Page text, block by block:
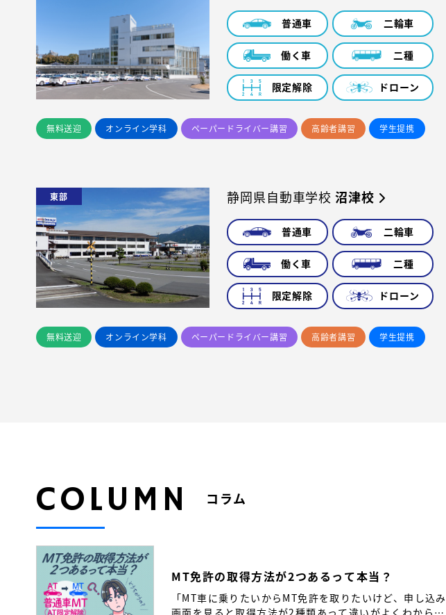
普通車 二輪車
働く車 二種
限定解除 ドローン
無料送迎 オンライン学科 ペーパードライバー講習 高齢者講習 学生提携
東部 静岡県自動車学校沼津校
普通車 二輪車
働く車 二種
限定解除 ドローン
無料送迎 オンライン学科 ペーパードライバー講習 高齢者講習 学生提携
COLUMN コラム
MT免許の取得方法が2つあるって本当？
「MT車に乗りたいからMT免許を取りたいけど、申し込み
画面を見ると取得方法が2種類あって違いがよくわからな